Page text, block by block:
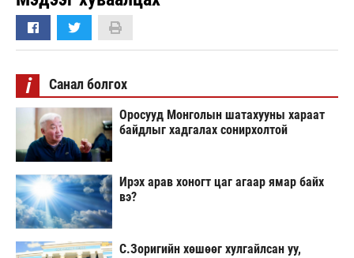
i Санал болгох
Оросууд Монголын шатахууны хараат
байдлыг хадгалах сонирхолтой
Ирэх арав хоногт цаг агаар ямар байх
вэ?
С.Зоригийн хөшөөг хулгайлсан уу,